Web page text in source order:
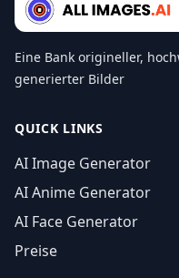
Eine Bank origineller,
generierter Bilder
QUICK LINKS
AI Image Generator
AI Anime Generator
AI Face Generator
Preise